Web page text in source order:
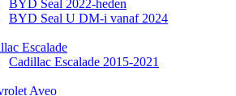
BYD Seal 2022-heden
BYD Seal U DM-i vanaf 2024
Escalade
Cadillac Escalade 2015-2021
Aveo